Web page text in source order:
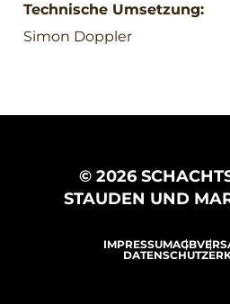
Technische Umsetzung:
Simon Doppler
© 2026
STAUDEN UND
IMPRESSUMAGB